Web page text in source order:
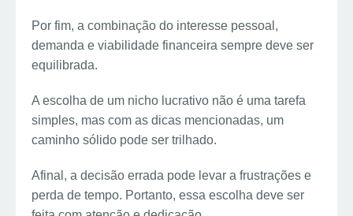
Por fim, a combinação do interesse pessoal,
demanda e viabilidade financeira sempre deve ser
equilibrada.
A escolha de um nicho lucrativo não é uma tarefa
simples, mas com as dicas mencionadas, um
caminho sólido pode ser trilhado.
Afinal, a decisão errada pode levar a frustrações e
perda de tempo. Portanto, essa escolha deve ser